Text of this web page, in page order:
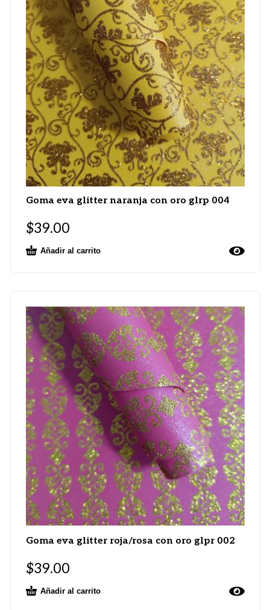
Goma eva glitter naranja con oro glrp 004
$39.00
Añadir al carrito
Goma eva glitter roja/rosa con oro glpr 002
$39.00
Añadir al carrito